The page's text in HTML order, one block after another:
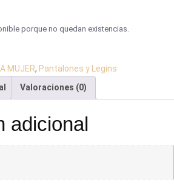
porque no quedan existencias.
MUJER, Pantalones y Legins
Valoraciones (0)
adicional